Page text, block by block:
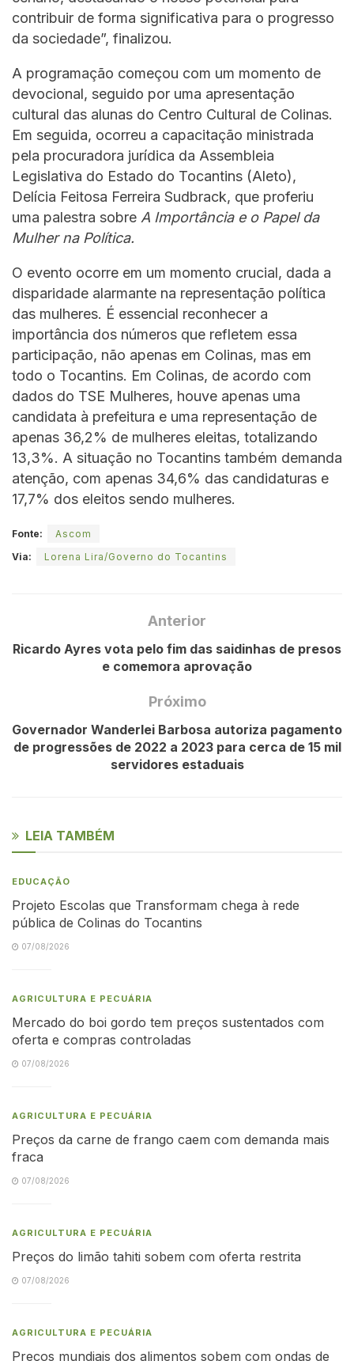
contribuir de forma significativa para o progresso
da sociedade”, finalizou.
A programação começou com um momento de
devocional, seguido por uma apresentação
cultural das alunas do Centro Cultural de Colinas.
Em seguida, ocorreu a capacitação ministrada
pela procuradora jurídica da Assembleia
Legislativa do Estado do Tocantins (Aleto),
Delícia Feitosa Ferreira Sudbrack, que proferiu
uma palestra sobre A Importância e o Papel da
Mulher na Política.
O evento ocorre em um momento crucial, dada a
disparidade alarmante na representação política
das mulheres. É essencial reconhecer a
importância dos números que refletem essa
participação, não apenas em Colinas, mas em
todo o Tocantins. Em Colinas, de acordo com
dados do TSE Mulheres, houve apenas uma
candidata à prefeitura e uma representação de
apenas 36,2% de mulheres eleitas, totalizando
13,3%. A situação no Tocantins também demanda
atenção, com apenas 34,6% das candidaturas e
17,7% dos eleitos sendo mulheres.
Fonte:
Ascom
Via:
Lorena Lira/Governo do Tocantins
Anterior
Ricardo Ayres vota pelo fim das saidinhas de presos
e comemora aprovação
Próximo
Governador Wanderlei Barbosa autoriza pagamento
de progressões de 2022 a 2023 para cerca de 15 mil
servidores estaduais
LEIA TAMBÉM
EDUCAÇÃO
Projeto Escolas que Transformam chega à rede
pública de Colinas do Tocantins
07/08/2026
AGRICULTURA E PECUÁRIA
Mercado do boi gordo tem preços sustentados com
oferta e compras controladas
07/08/2026
AGRICULTURA E PECUÁRIA
Preços da carne de frango caem com demanda mais
fraca
07/08/2026
AGRICULTURA E PECUÁRIA
Preços do limão tahiti sobem com oferta restrita
07/08/2026
AGRICULTURA E PECUÁRIA
Preços mundiais dos alimentos sobem com ondas de